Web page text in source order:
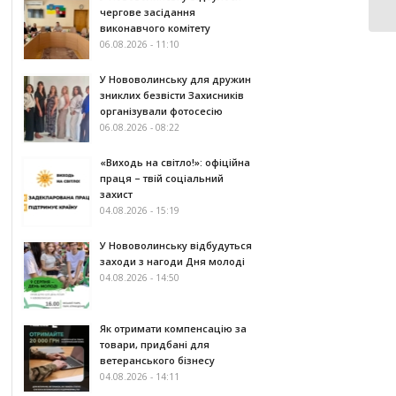
чергове засідання
виконавчого комітету
06.08.2026 - 11:10
У Нововолинську для дружин
зниклих безвісти Захисників
організували фотосесію
06.08.2026 - 08:22
«Виходь на світло!»: офіційна
праця – твій соціальний
захист
04.08.2026 - 15:19
У Нововолинську відбудуться
заходи з нагоди Дня молоді
04.08.2026 - 14:50
Як отримати компенсацію за
товари, придбані для
ветеранського бізнесу
04.08.2026 - 14:11